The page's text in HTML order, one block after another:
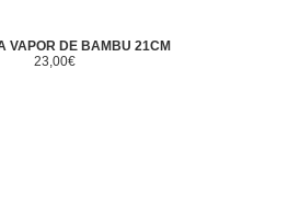
VAPOR DE BAMBU 21CM
23,00€